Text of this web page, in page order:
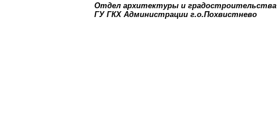
Отдел архитектуры и градостроительства
ГУ ГКХ Администрации г.о.Похвистнево